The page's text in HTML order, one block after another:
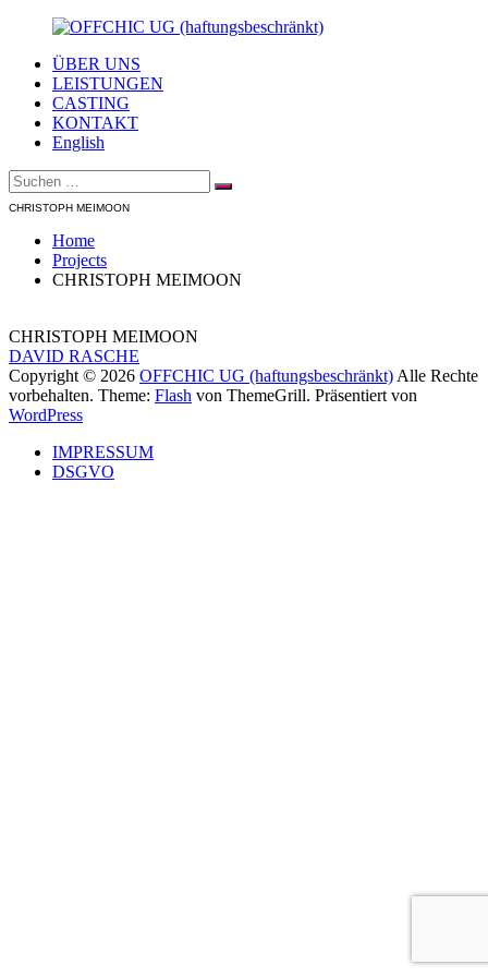
springen
OFFCHIC
(haftungsbeschränkt)
Agentur
Scouting
–
Creative
Modelcasting
ÜBER UNS
LEISTUNGEN
CASTING
KONTAKT
English
Suche
nach:
Suchen
CHRISTOPH MEIMOON
Home
Projects
CHRISTOPH MEIMOON
CHRISTOPH MEIMOON
Beitragsnavigation
DAVID RASCHE
Copyright © 2026 OFFCHIC UG (haftungsbeschränkt) Alle Rechte
vorbehalten. Theme: Flash von ThemeGrill. Präsentiert von
WordPress
IMPRESSUM
DSGVO